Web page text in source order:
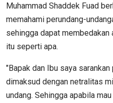
Muhammad Shaddek Fuad
memahami perundang-
sehingga dapat membedakan
itu seperti apa.
"Bapak dan Ibu saya
dimaksud dengan netralitas
undang. Sehingga apabila